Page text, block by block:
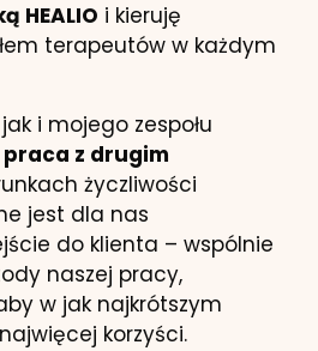
HEALIO i kieruję
terapeutów w każdym
i mojego zespołu
z drugim
życzliwości
jest dla nas
do klienta – wspólnie
naszej pracy,
w jak najkrótszym
korzyści.